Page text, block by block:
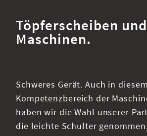
Töpferscheiben und
Maschinen.
Schweres Gerät. Auch in diesem
Kompetenzbereich der
haben wir die Wahl unserer
die leichte Schulter